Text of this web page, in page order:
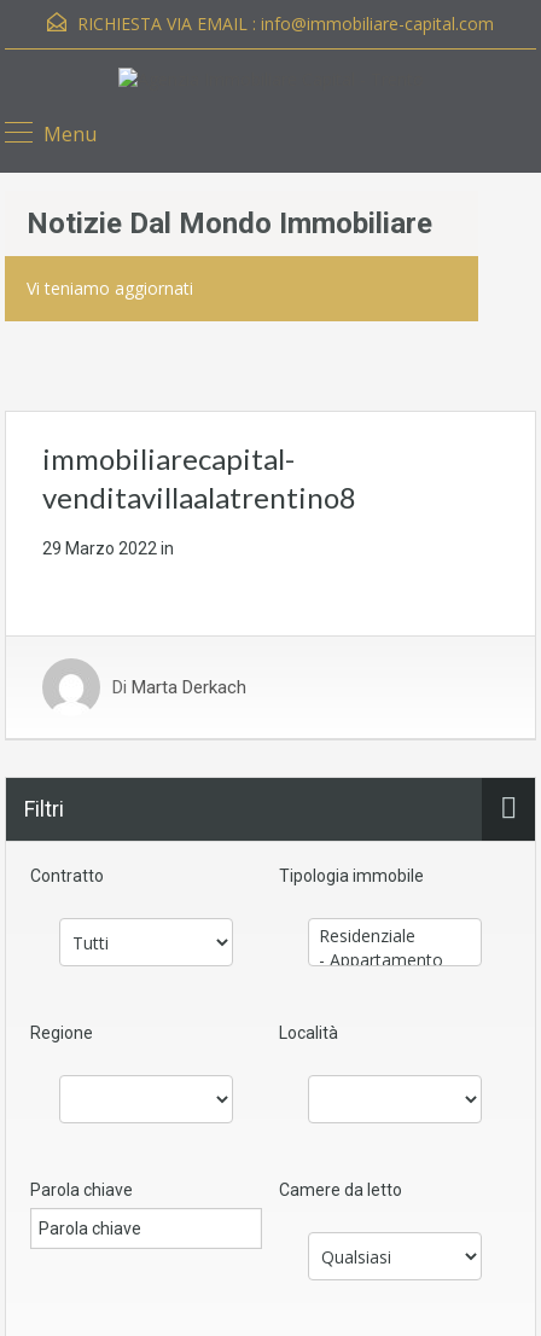
RICHIESTA VIA EMAIL : info@immobiliare-capital.com
Menu
Notizie Dal Mondo Immobiliare
Vi teniamo aggiornati
immobiliarecapital-
venditavillaalatrentino8
29 Marzo 2022 in
Di Marta Derkach
Filtri
Contratto Tipologia immobile
Regione Località
Parola chiave Camere da letto